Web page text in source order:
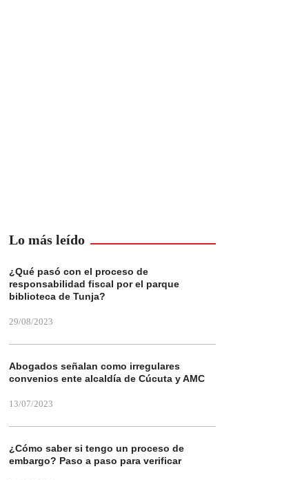
Lo más leído
¿Qué pasó con el proceso de
responsabilidad fiscal por el parque
biblioteca de Tunja?
29/08/2023
Abogados señalan como irregulares
convenios ente alcaldía de Cúcuta y AMC
13/07/2023
¿Cómo saber si tengo un proceso de
embargo? Paso a paso para verificar